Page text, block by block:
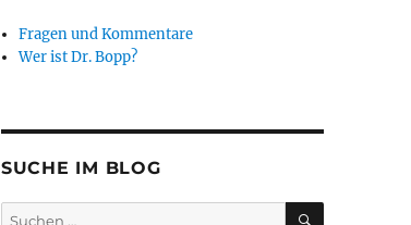
Fragen und Kommentare
Wer ist Dr. Bopp?
SUCHE IM BLOG
Suchen
SUCHEN